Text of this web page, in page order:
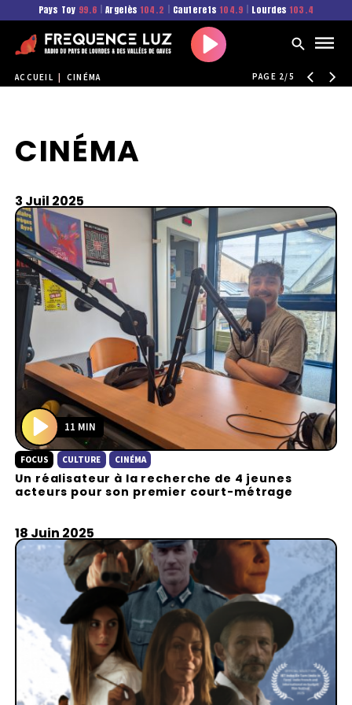
Pays Toy 99.6 Argelès 104.2 Cauterets 104.9 Lourdes 103.4
Play
ACCUEIL CINÉMA PAGE 2/5
CINÉMA
3 Juil 2025
P
l
a
11 MIN
FOCUS CULTURE CINÉMA
Un réalisateur à la recherche de 4 jeunes
acteurs pour son premier court-métrage
18 Juin 2025